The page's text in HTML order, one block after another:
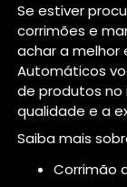
Se estiver
corrimões e
achar a melhor
Automáticos
de produtos
qualidade e a
Saiba mais
corrimão